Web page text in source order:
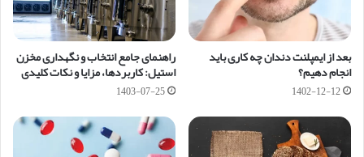
بعد از ایمپلنت دندان چه کاری باید
انجام دهیم؟
1402-12-12
راهنمای جامع انتخاب و نگهداری مخزن
استیل: کاربردها، مزایا و نکات کلیدی
1403-07-25